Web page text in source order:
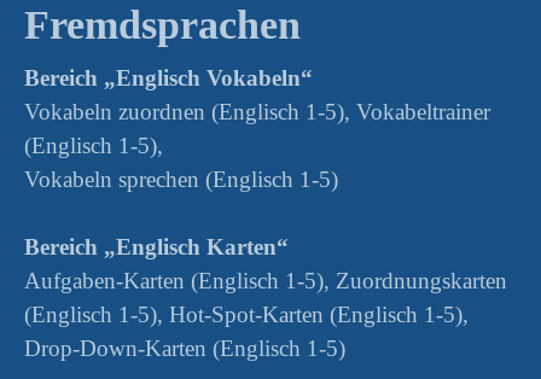
Fremdsprachen
Bereich „Englisch Vokabeln“
Vokabeln zuordnen (Englisch 1-5), Vokabeltrainer
(Englisch 1-5),
Vokabeln sprechen (Englisch 1-5)
Bereich „Englisch Karten“
Aufgaben-Karten (Englisch 1-5), Zuordnungskarten
(Englisch 1-5), Hot-Spot-Karten (Englisch 1-5),
Drop-Down-Karten (Englisch 1-5)